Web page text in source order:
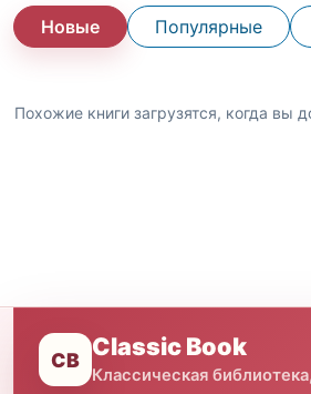
Новые Популярные
Похожие книги загрузятся, когда вы
CB Classic Book
Классическая